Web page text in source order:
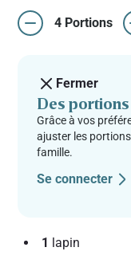
4 Portions
Fermer
Des
Grâce à vos
ajuster les
famille.
Se connecter
1 lapin